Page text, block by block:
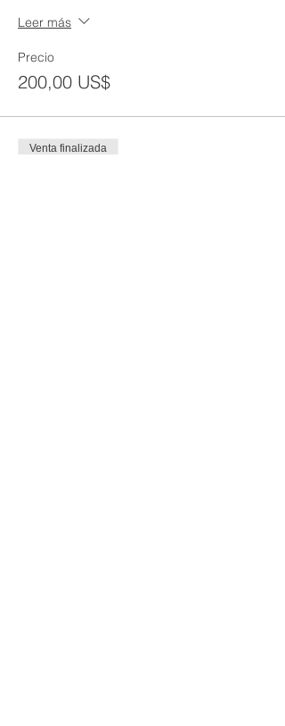
Leer más
Precio
200,00 US$
Venta finalizada